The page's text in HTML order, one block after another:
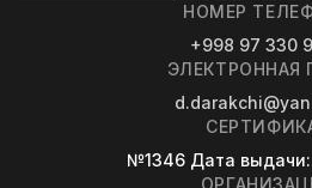
НОМЕР
+998 97 330
ЭЛЕКТРОННАЯ
№1346 Дата выдачи